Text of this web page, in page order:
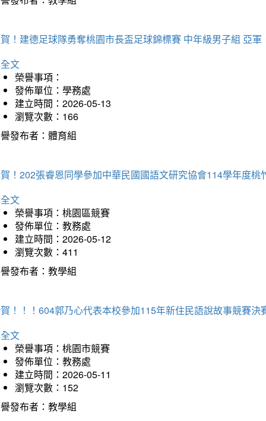
！建德足球隊勇奪桃園市長盃足球錦標賽 中年級男子組 亞軍
文
榮譽事項：
發佈單位：學務處
建立時間：2026-05-13
瀏覽次數：166
發布者：體育組
！202張睿恩同學參加中華民國國語文研究協會114學年度
文
榮譽事項：桃園區競賽
發佈單位：教務處
建立時間：2026-05-12
瀏覽次數：411
發布者：教學組
！！！604郭乃心代表本校參加115年新住民語說故事競賽決
文
榮譽事項：桃園市競賽
發佈單位：教務處
建立時間：2026-05-11
瀏覽次數：152
發布者：教學組